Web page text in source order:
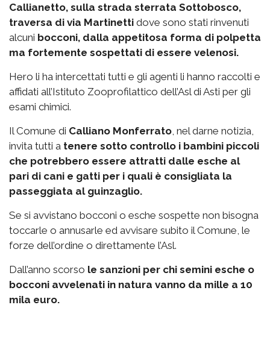
Callianetto, sulla strada sterrata Sottobosco,
traversa di via Martinetti dove sono stati rinvenuti
alcuni bocconi, dalla appetitosa forma di polpetta
ma fortemente sospettati di essere velenosi.
Hero li ha intercettati tutti e gli agenti li hanno raccolti e
affidati all’Istituto Zooprofilattico dell’Asl di Asti per gli
esami chimici.
Il Comune di Calliano Monferrato , nel darne notizia,
invita tutti a tenere sotto controllo i bambini piccoli
che potrebbero essere attratti dalle esche al
pari di cani e gatti per i quali è consigliata la
passeggiata al guinzaglio.
Se si avvistano bocconi o esche sospette non bisogna
toccarle o annusarle ed avvisare subito il Comune, le
forze dell’ordine o direttamente l’Asl.
Dall’anno scorso le sanzioni per chi semini esche o
bocconi avvelenati in natura vanno da mille a 10
mila euro.